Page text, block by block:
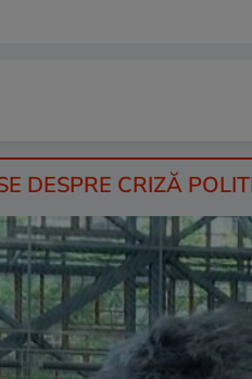
DESPRE CRIZĂ